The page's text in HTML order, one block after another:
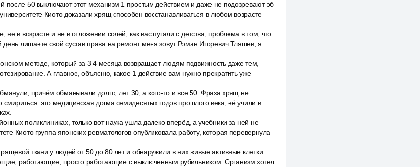
после 50 выключают этот механизм 1 простым действием и даже не подозревают об
Киото доказали хрящ способен восстанавливаться в любом возрасте
не в возрасте и не в отложении солей, как вас пугали с детства, проблема в том, что
лишаете свой сустав права на ремонт меня зовут Роман Игоревич Тляшев, я
методе, который за 3 4 месяца возвращает людям подвижность даже тем,
А главное, объясню, какое 1 действие вам нужно прекратить уже
причём обманывали долго, лет 30, а кого-то и все 50. Фраза хрящ не
смириться, это медицинская догма семидесятых годов прошлого века, её учили в
поликлиниках, только вот наука ушла далеко вперёд, а учебники за ней не
Киото группа японских ревматологов опубликовала работу, которая перевернула
ткани у людей от 50 до 80 лет и обнаружили в них живые активные клетки.
работающие, просто работающие с выключенным рубильником. Организм хотел